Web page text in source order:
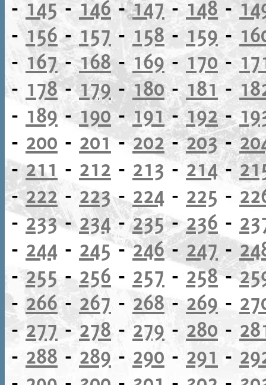
- 145- 146 -147- 148 -
-156- 157 - 158 - 159 -
- 167-168- 169- 170 -
- 178-179-180- 181-
- 189 -190- 191-192-
- 200 - 201-202-203-
-211 - 212 - 213 - 214-
-222 - 223- 224 - 225 -
-233-234-235-236 -
- 244 - 245-246-247 -
-255 - 256 - 257 - 258-
-266-267 - 268- 269 -
-277-278 - 279 - 280 -
- 288 - 289 - 290 - 291 -